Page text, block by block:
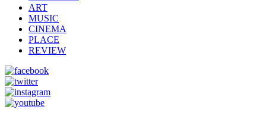
ART
MUSIC
CINEMA
PLACE
REVIEW